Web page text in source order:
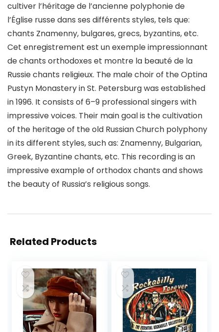
cultiver l’héritage de l’ancienne polyphonie de
l’Église russe dans ses différents styles, tels que:
chants Znamenny, bulgares, grecs, byzantins, etc.
Cet enregistrement est un exemple impressionnant
de chants orthodoxes et montre la beauté de la
Russie chants religieux. The male choir of the Optina
Pustyn Monastery in St. Petersburg was established
in 1996. It consists of 6–9 professional singers with
impressive voices. Their main goal is the cultivation
of the heritage of the old Russian Church polyphony
in its different styles, such as: Znamenny, Bulgarian,
Greek, Byzantine chants, etc. This recording is an
impressive example of orthodox chants and shows
the beauty of Russia’s religious songs.
Related Products